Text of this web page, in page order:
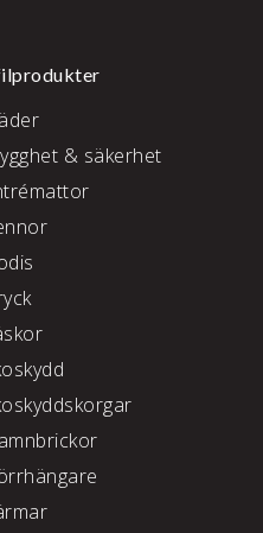
& säkerhet